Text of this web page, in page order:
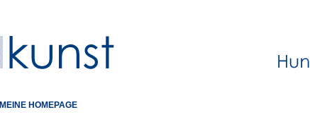
MEINE HOMEPAGE